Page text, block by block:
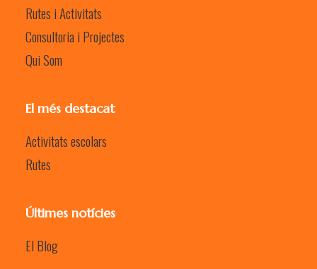
Rutes i Activitats
Consultoria i Projectes
Qui Som
El més destacat
Activitats escolars
Rutes
Últimes notícies
El Blog